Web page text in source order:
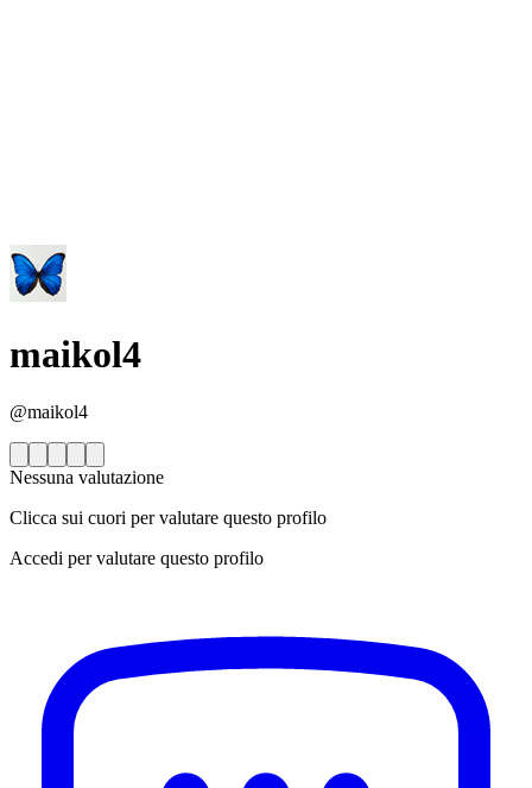
maikol4
@maikol4
Nessuna valutazione
Clicca sui cuori per valutare questo profilo
Accedi per valutare questo profilo